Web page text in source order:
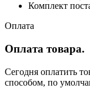
Комплект
Оплата
Оплата товара.
Сегодня оплатить
способом, по